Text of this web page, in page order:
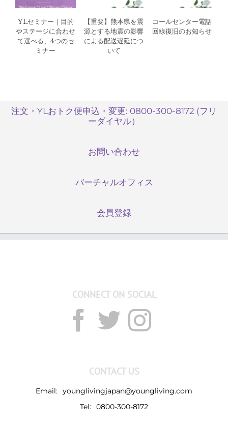
YLセミナー｜目的
やステージに合わせ
て選べる、4つのセ
ミナー
【重要】熊本県を震
源とする地震の影響
による配送遅延につ
いて
コールセンター電話
回線復旧のお知らせ
注文・YLおトク便申込・変更: 0800-300-8172 (フリ
ーダイヤル）
お問い合わせ
バーチャルオフィス
会員登録
CONNECT ON SOCIAL
CONTACT US
Email: younglivingjapan@youngliving.com
Tel: 0800-300-8172